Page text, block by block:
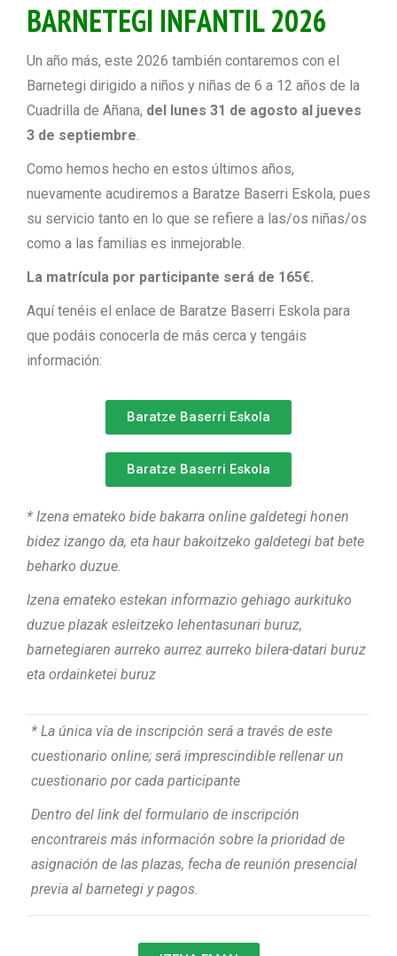
BARNETEGI INFANTIL 2026
Un año más, este 2026 también contaremos con el
Barnetegi dirigido a niños y niñas de 6 a 12 años de la
Cuadrilla de Añana, del lunes 31 de agosto al jueves
3 de septiembre.
Como hemos hecho en estos últimos años,
nuevamente acudiremos a Baratze Baserri Eskola, pues
su servicio tanto en lo que se refiere a las/os niñas/os
como a las familias es inmejorable.
La matrícula por participante será de 165€.
Aquí tenéis el enlace de Baratze Baserri Eskola para
que podáis conocerla de más cerca y tengáis
información:
Baratze Baserri Eskola
Baratze Baserri Eskola
* Izena emateko bide bakarra online galdetegi honen
bidez izango da, eta haur bakoitzeko galdetegi bat bete
beharko duzue.
Izena emateko estekan informazio gehiago aurkituko
duzue plazak esleitzeko lehentasunari buruz,
barnetegiaren aurreko aurrez aurreko bilera-datari buruz
eta ordainketei buruz
* La única vía de inscripción será a través de este
cuestionario online; será imprescindible rellenar un
cuestionario por cada participante
Dentro del link del formulario de inscripción
encontrareis más información sobre la prioridad de
asignación de las plazas, fecha de reunión presencial
previa al barnetegi y pagos.